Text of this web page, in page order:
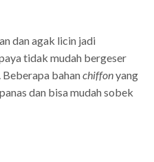
dan agak licin jadi
tidak mudah bergeser
bahanchiffonyang
dan bisa mudah sobek